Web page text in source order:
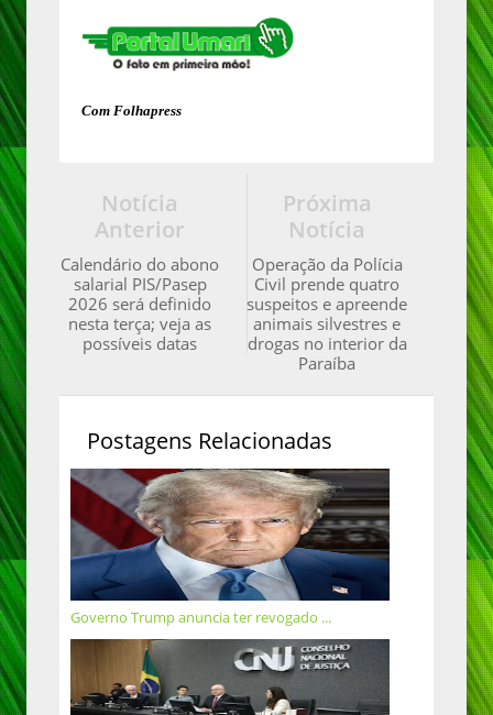
Com Folhapress
Próxima
Notícia
Operação da Polícia
Civil prende quatro
suspeitos e apreende
animais silvestres e
drogas no interior da
Paraíba
Notícia
Anterior
Calendário do abono
salarial PIS/Pasep
2026 será definido
nesta terça; veja as
possíveis datas
Postagens Relacionadas
Governo Trump anuncia ter revogado ...